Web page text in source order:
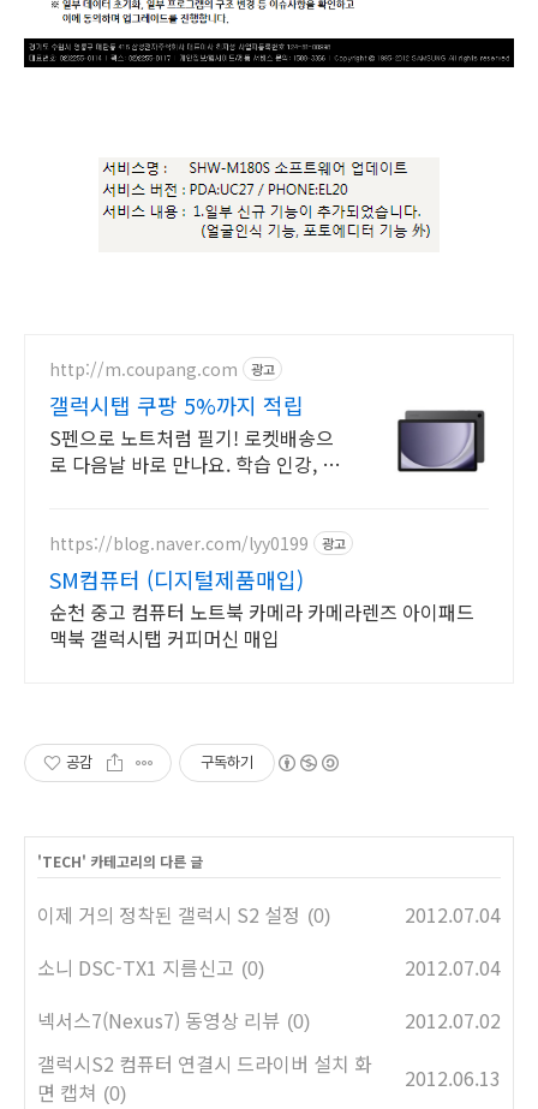
http://m.coupang.com 광고
갤럭시탭 쿠팡 5%까지 적립
S펜으로 노트처럼 필기! 로켓배송으
로 다음날 바로 만나요. 학습 인강, 영
https://blog.naver.com/lyy0199 광고
SM컴퓨터 (디지털제품매입)
순천 중고 컴퓨터 노트북 카메라 카메라렌즈 아이패드
맥북 갤럭시탭 커피머신 매입
공감 구독하기
'TECH' 카테고리의 다른 글
이제 거의 정착된 갤럭시 S2 설정 (0)
2012.07.04
소니 DSC-TX1 지름신고 (0)
2012.07.04
넥서스7(Nexus7) 동영상 리뷰 (0)
2012.07.02
갤럭시S2 컴퓨터 연결시 드라이버 설치 화
면 캡쳐 (0)
2012.06.13